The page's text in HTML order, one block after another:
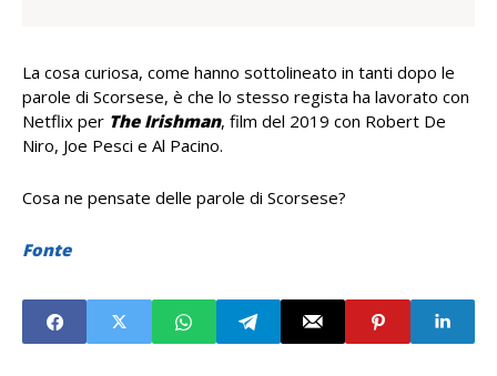
La cosa curiosa, come hanno sottolineato in tanti dopo le
parole di Scorsese, è che lo stesso regista ha lavorato con
Netflix per The Irishman, film del 2019 con Robert De
Niro, Joe Pesci e Al Pacino.
Cosa ne pensate delle parole di Scorsese?
Fonte